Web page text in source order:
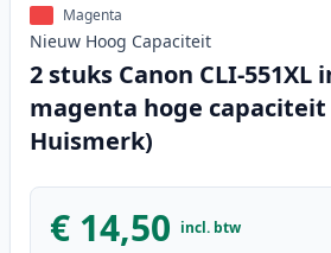
Magenta
Nieuw Hoog Capaciteit
2 stuks Canon CLI-
magenta hoge
Huismerk)
€ 14,50 incl. btw